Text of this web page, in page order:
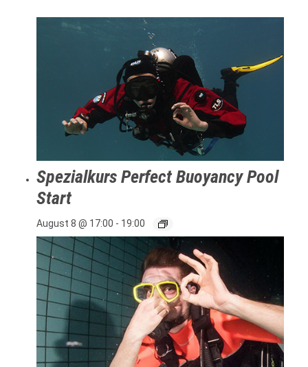
Spezialkurs Perfect Buoyancy Pool
Start
August 8 @ 17:00 - 19:00